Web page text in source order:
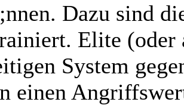
Dazu sind
Elite (oder
System
einen